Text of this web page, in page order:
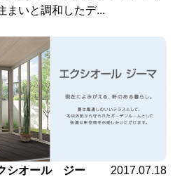
まいと調和したデ...
シオール ジー
2017.07.18